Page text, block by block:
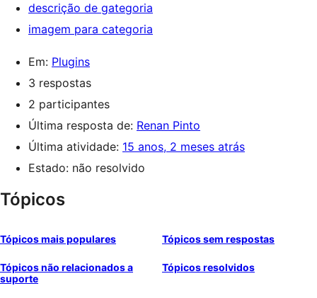
descrição de gategoria
imagem para categoria
Em: Plugins
3 respostas
2 participantes
Última resposta de: Renan Pinto
Última atividade: 15 anos, 2 meses atrás
Estado: não resolvido
Tópicos
Tópicos mais populares Tópicos sem respostas
Tópicos não relacionados a
suporte
Tópicos resolvidos